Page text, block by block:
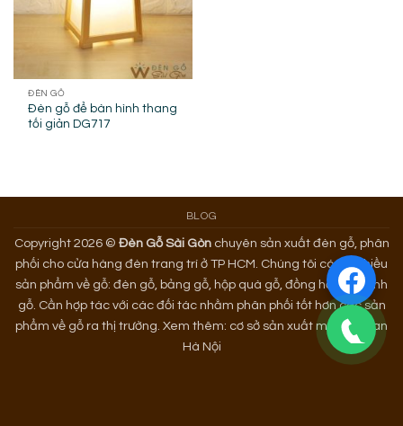
ĐÈN GỖ
Đèn gỗ để bàn hình thang
tối giản DG717
BLOG
Copyright 2026 © Đèn Gỗ Sài Gònchuyên sản xuất đèn gỗ, phân
phối cho cửa hàng đèn trang trí ở TP HCM. Chúng tôi có rất nhiều
sản phẩm về gỗ: đèn gỗ, bảng gỗ, hộp quà gỗ, đồng hồ gỗ, tranh
gỗ. Cần hợp tác với các đối tác nhằm phân phối tốt hơn các sản
phẩm về gỗ ra thị trường. Xem thêm: cơ sở sản xuất mây tre đan
Hà Nội